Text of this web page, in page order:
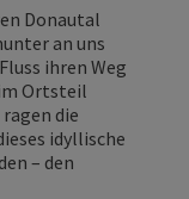
Donautal
an uns
ihren Weg
Ortsteil
die
idyllische
– den